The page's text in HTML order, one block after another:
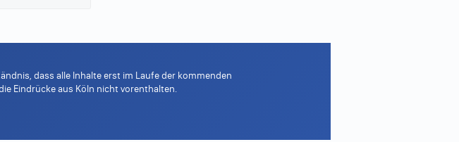
dass alle Inhalte erst im Laufe der kommenden
Eindrücke aus Köln nicht vorenthalten.